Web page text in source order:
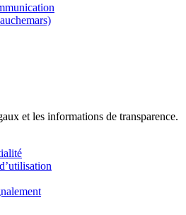
et les informations de transparence.